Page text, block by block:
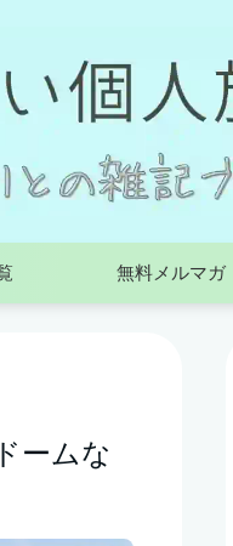
無料メルマガ
ームな